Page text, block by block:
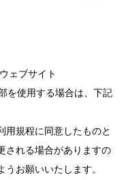
ェブサイト
を使用する場合は、下記
用規程に同意したものと
される場合がありますの
お願いいたします。